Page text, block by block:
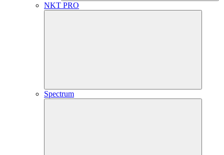
NKT PRO
Spectrum